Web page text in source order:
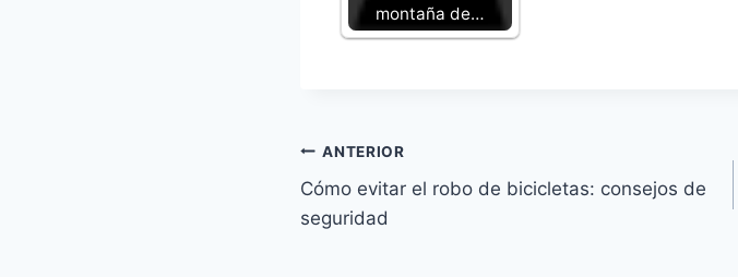
montaña de…
Navegación
de
ANTERIOR
Cómo evitar el robo de bicicletas: consejos de
seguridad